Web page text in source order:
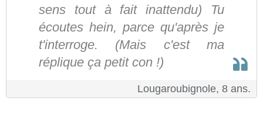
sens tout à fait inattendu) Tu
écoutes hein, parce qu'après je
t'interroge. (Mais c'est ma
réplique ça petit con !)
Lougaroubignole, 8 ans.